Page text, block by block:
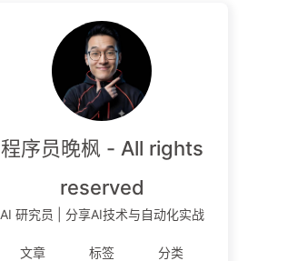
程序员晚枫 - All rights
reserved
AI 研究员 | 分享AI技术与自动化实战
文章 标签 分类